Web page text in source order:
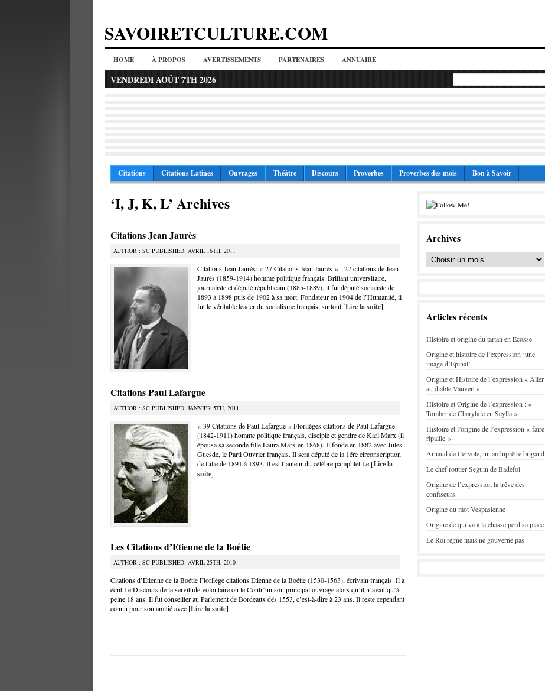
SAVOIRETCULTURE.COM
HOME À PROPOS AVERTISSEMENTS PARTENAIRES ANNUAIRE
VENDREDI AOÛT 7TH 2026
Citations Citations Latines Ouvrages Théâtre Discours Proverbes Proverbes des mois Bon à Savoir
‘I, J, K, L’ Archives
Citations Jean Jaurès
AUTHOR : SC PUBLISHED: AVRIL 16TH, 2011
Citations Jean Jaurès: « 27 Citations Jean Jaurès » 27 citations de Jean
Jaurès (1859-1914) homme politique français. Brillant universitaire,
journaliste et député républicain (1885-1889), il fut député socialiste de
1893 à 1898 puis de 1902 à sa mort. Fondateur en 1904 de l’Humanité, il
fut le véritable leader du socialisme français, surtout [Lire la suite]
Citations Paul Lafargue
AUTHOR : SC PUBLISHED: JANVIER 5TH, 2011
« 39 Citations de Paul Lafargue » Florilèges citations de Paul Lafargue
(1842-1911) homme politique français, disciple et gendre de Karl Marx (il
épousa sa seconde fille Laura Marx en 1868). Il fonde en 1882 avec Jules
Guesde, le Parti Ouvrier français. Il sera député de la 1ére circonscription
de Lille de 1891 à 1893. Il est l’auteur du célèbre pamphlet Le [Lire la
suite]
Les Citations d’Etienne de la Boétie
AUTHOR : SC PUBLISHED: AVRIL 25TH, 2010
Citations d’Etienne de la Boétie Florilège citations Etienne de la Boétie (1530-1563), écrivain français. Il a
écrit Le Discours de la servitude volontaire ou le Contr’un son principal ouvrage alors qu’il n’avait qu’à
peine 18 ans. Il fut conseiller au Parlement de Bordeaux dés 1553, c’est-à-dire à 23 ans. Il reste cependant
connu pour son amitié avec [Lire la suite]
Archives
Articles récents
Histoire et origine du tartan en Ecosse
Origine et histoire de l’expression ‘une
image d’Epinal’
Origine et Histoire de l’expression « Aller
au diable Vauvert »
Histoire et Origine de l’expression : «
Tomber de Charybde en Scylla »
Histoire et l’origine de l’expression « faire
ripaille »
Arnaud de Cervole, un archiprêtre brigand
Le chef routier Seguin de Badefol
Origine de l’expression la trêve des
confiseurs
Origine du mot Vespasienne
Origine de qui va à la chasse perd sa place
Le Roi règne mais ne gouverne pas